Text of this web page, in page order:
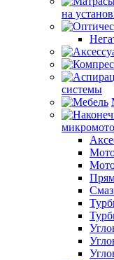
на
системы